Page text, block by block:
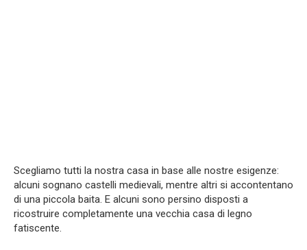
Scegliamo tutti la nostra casa in base alle nostre esigenze:
alcuni sognano castelli medievali, mentre altri si accontentano
di una piccola baita. E alcuni sono persino disposti a
ricostruire completamente una vecchia casa di legno
fatiscente.